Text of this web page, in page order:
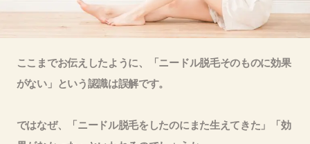
ここまでお伝えしたように、「ニードル脱毛そのものに効果
がない」という認識は誤解です。
ではなぜ、「ニードル脱毛をしたのにまた生えてきた」「効